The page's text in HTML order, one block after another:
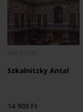
Szkalnitzky Antal
14 900 Ft